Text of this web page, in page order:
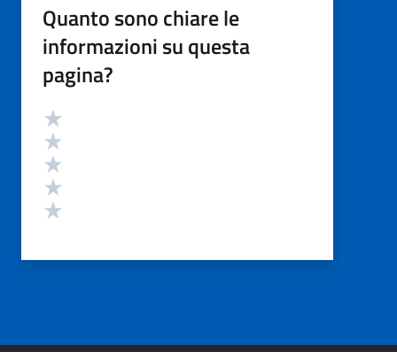
Quanto sono chiare le
informazioni su questa
pagina?
Valutazione